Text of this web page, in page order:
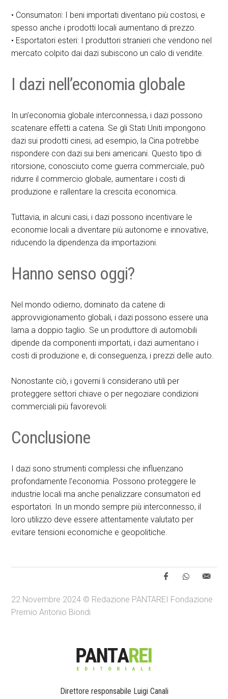
• Consumatori: I beni importati diventano più costosi, e
spesso anche i prodotti locali aumentano di prezzo.
• Esportatori esteri: I produttori stranieri che vendono nel
mercato colpito dai dazi subiscono un calo di vendite.
I dazi nell’economia globale
In un’economia globale interconnessa, i dazi possono
scatenare effetti a catena. Se gli Stati Uniti impongono
dazi sui prodotti cinesi, ad esempio, la Cina potrebbe
rispondere con dazi sui beni americani. Questo tipo di
ritorsione, conosciuto come guerra commerciale, può
ridurre il commercio globale, aumentare i costi di
produzione e rallentare la crescita economica.
Tuttavia, in alcuni casi, i dazi possono incentivare le
economie locali a diventare più autonome e innovative,
riducendo la dipendenza da importazioni.
Hanno senso oggi?
Nel mondo odierno, dominato da catene di
approvvigionamento globali, i dazi possono essere una
lama a doppio taglio. Se un produttore di automobili
dipende da componenti importati, i dazi aumentano i
costi di produzione e, di conseguenza, i prezzi delle auto.
Nonostante ciò, i governi li considerano utili per
proteggere settori chiave o per negoziare condizioni
commerciali più favorevoli.
Conclusione
I dazi sono strumenti complessi che influenzano
profondamente l’economia. Possono proteggere le
industrie locali ma anche penalizzare consumatori ed
esportatori. In un mondo sempre più interconnesso, il
loro utilizzo deve essere attentamente valutato per
evitare tensioni economiche e geopolitiche.
22 Novembre 2024 © Redazione PANTAREI Fondazione
Premio Antonio Biondi
Direttore responsabile Luigi Canali